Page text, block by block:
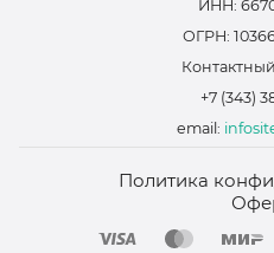
ИНН:
ОГРН:
+7 (343)
email:
Политика